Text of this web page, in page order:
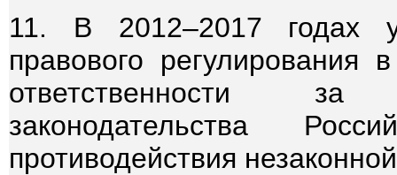
11. В 2012–2017 годах
правового
ответственности за
законодательства
противодействия